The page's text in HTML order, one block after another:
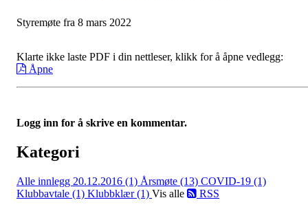
Styremøte fra 8 mars 2022
Klarte ikke laste PDF i din nettleser, klikk for å åpne vedlegg:
Åpne
Logg inn for å skrive en kommentar.
Kategori
Alle innlegg 20.12.2016 (1) Årsmøte (13) COVID-19 (1)
Klubbavtale (1) Klubbklær (1) Vis alle RSS